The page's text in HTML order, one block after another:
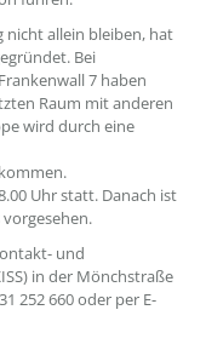
nicht allein bleiben, hat
Bei
7 haben
Raum mit anderen
wird durch eine
Uhr statt. Danach ist
und
in der Mönchstraße
252 660 oder per E-